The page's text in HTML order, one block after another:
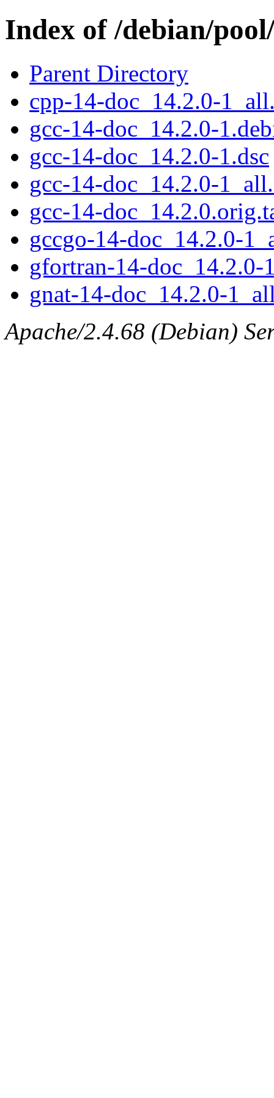
Index of /debian/
Parent Directory
cpp-14-doc_14.2.0-
gcc-14-doc_14.2.0-
gcc-14-doc_14.2.0-1.dsc
gcc-14-doc_14.2.0-
gcc-14-
gccgo-14-doc_14.2.0-
gfortran-14-doc_14.2.0-
gnat-14-doc_14.2.0-
Apache/2.4.68 (Debian)